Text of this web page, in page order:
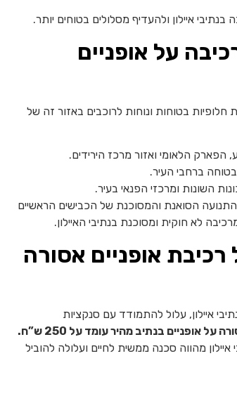
איילון ולהעדיף מסלולים בטוחים יותר.
על אופניים
חלופיות בטוחות ונוחות לרוכבים באזור זה של
הפארק הלאומי ואזור מרכז הירידים.
ברחבי העיר.
השונות ומרכזי הפנאי בעיר.
הסואנת והמסוכנת של הכבישים הראשיים
לא חוקית ומסוכנת בנתיבי האיילון.
אופניים אסורה
איילון, עלול להתמודד עם סנקציות
אופניים בנתיב מהיר עומד על 250 ש”ח.
מהווה סכנה ממשית לחיים ועלולה להוביל